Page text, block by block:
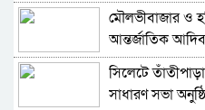
সিলেট মিউজিক
প্রতিষ্ঠাকালীন
বাঘা পৌরসভায়
স্থাপন করলেন-
মৌলভীবাজার ও
আন্তর্জাতিক
সিলেটে
সাধারণ সভা